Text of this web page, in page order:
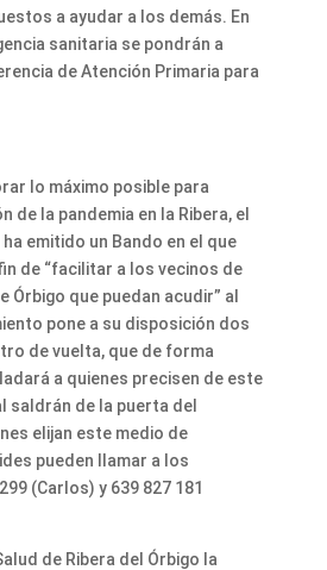
a ayudar a los demás. En
sanitaria se pondrán a
de Atención Primaria para
lo máximo posible para
de la pandemia en la Ribera, el
emitido un Bando en el que
de “facilitar a los vecinos de
Órbigo que puedan acudir” al
pone a su disposición dos
de vuelta, que de forma
a quienes precisen de este
saldrán de la puerta del
elijan este medio de
pueden llamar a los
(Carlos) y 639 827 181
de Ribera del Órbigo la